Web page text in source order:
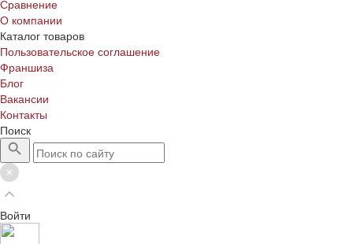
Сравнение
О компании
Каталог товаров
Пользовательское соглашение
Франшиза
Блог
Вакансии
Контакты
Поиск
Войти